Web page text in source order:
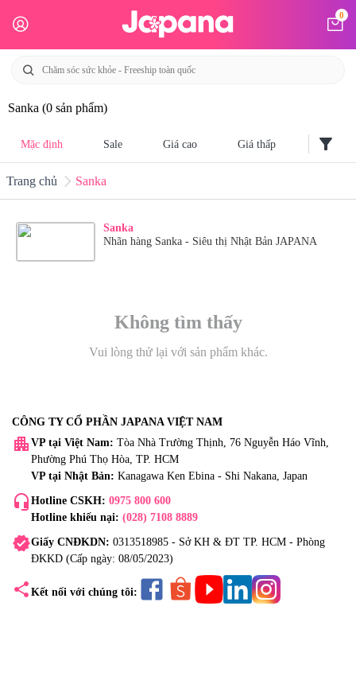
0
Sanka (0 sản phẩm)
Mặc định Sale Giá cao Giá thấp filter_alt
Trang chủ Sanka
Sanka
Nhãn hàng Sanka - Siêu thị Nhật Bản JAPANA
Không tìm thấy
Vui lòng thử lại với sản phẩm khác.
CÔNG TY CỔ PHẦN JAPANA VIỆT NAM
apartment VP tại Việt Nam: Tòa Nhà Trường Thịnh, 76 Nguyễn Háo Vĩnh,
Phường Phú Thọ Hòa, TP. HCM
VP tại Nhật Bản: Kanagawa Ken Ebina - Shi Nakana, Japan
headset_mic Hotline CSKH: 0975 800 600
Hotline khiếu nại: (028) 7108 8889
verifiedGiấy CNĐKDN: 0313518985 - Sở KH & ĐT TP. HCM - Phòng
ĐKKD (Cấp ngày: 08/05/2023)
share Kết nối với chúng tôi: